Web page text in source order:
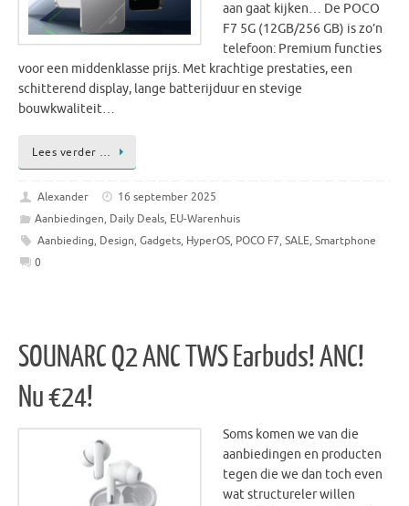
aan gaat kijken… De POCO
F7 5G (12GB/256 GB) is zo’n
telefoon: Premium functies
voor een middenklasse prijs. Met krachtige prestaties, een
schitterend display, lange batterijduur en stevige
bouwkwaliteit…
Lees verder …
Alexander
16 september 2025
Aanbiedingen, Daily Deals, EU-Warenhuis
Aanbieding, Design, Gadgets, HyperOS, POCO F7, SALE, Smartphone
0
SOUNARC Q2 ANC TWS Earbuds! ANC!
Nu €24!
Soms komen we van die
aanbiedingen en producten
tegen die we dan toch even
wat structureler willen